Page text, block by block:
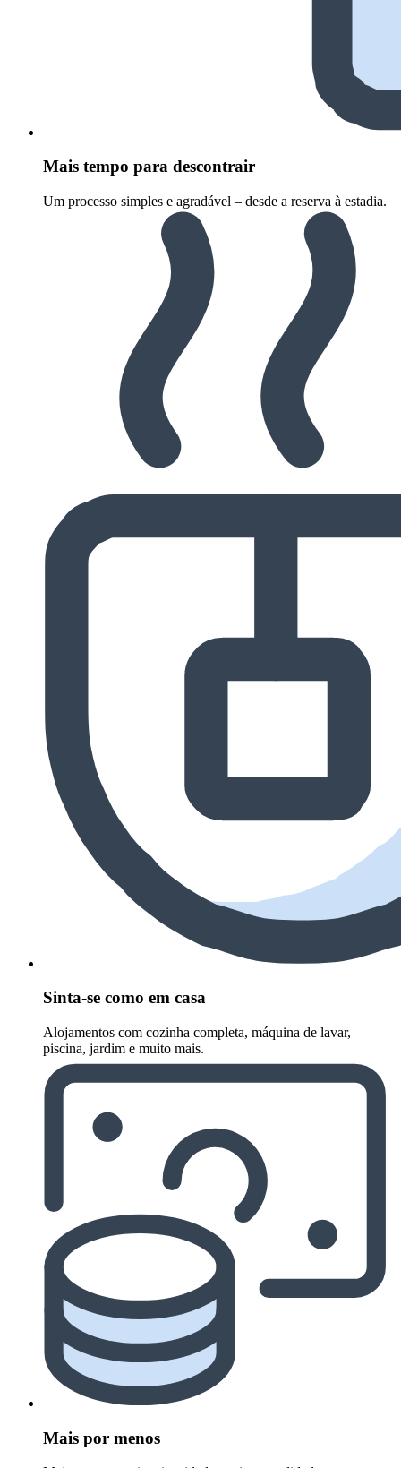
Mais tempo para descontrair
Um processo simples e agradável – desde a reserva à estadia.
Sinta-se como em casa
Alojamentos com cozinha completa, máquina de lavar,
piscina, jardim e muito mais.
Mais por menos